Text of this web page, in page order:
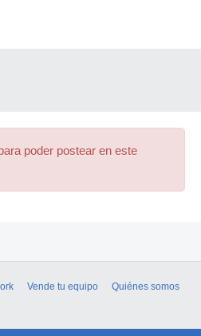
poder postear en este
Vende tu equipo
Quiénes somos